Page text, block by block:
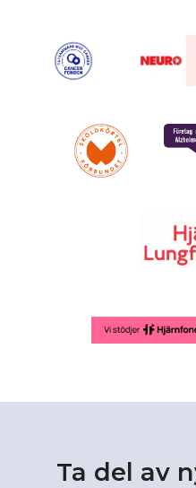
Ta del av